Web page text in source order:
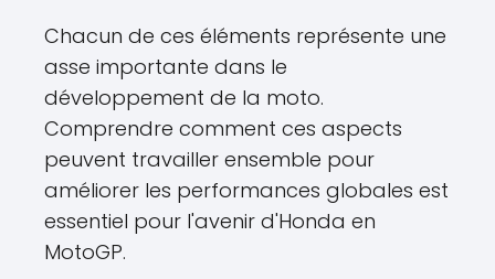
Chacun de ces éléments représente une
asse importante dans le
développement de la moto.
Comprendre comment ces aspects
peuvent travailler ensemble pour
améliorer les performances globales est
essentiel pour l'avenir d'Honda en
MotoGP.